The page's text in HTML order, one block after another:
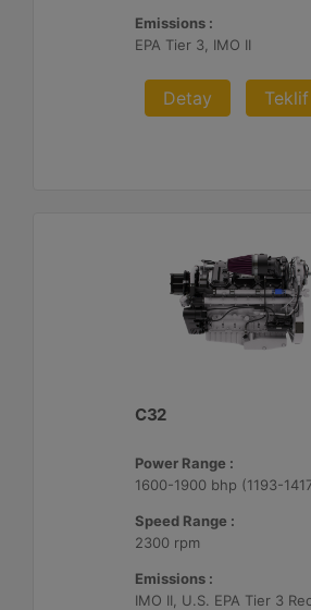
Emissions :
EPA Tier 3, IMO II
Detay
C32
Power Range :
1600-1900 bhp (1193-
Speed Range :
2300 rpm
Emissions :